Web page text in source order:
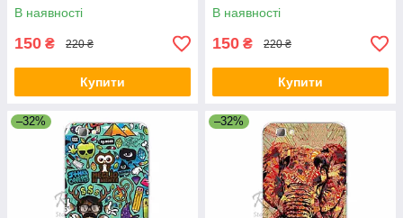
В наявності
150 ₴ 220 ₴
Купити
В наявності
150 ₴ 220 ₴
Купити
–32% –32%